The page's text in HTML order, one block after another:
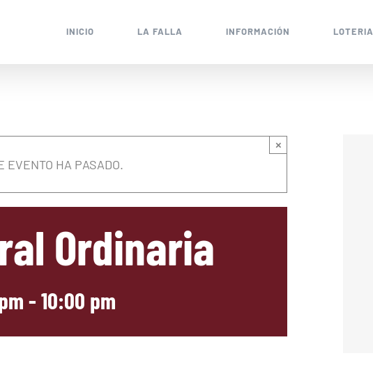
INICIO LA FALLA INFORMACIÓN LOTERIA
EVENTO HA PASADO.
×
Ordinaria
-10:00 pm